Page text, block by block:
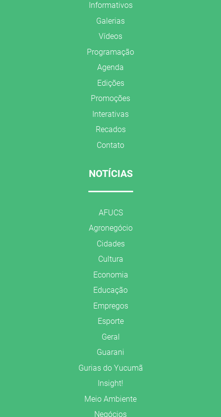
Informativos
Galerias
Vídeos
Programação
Agenda
Edições
Promoções
Interativas
Recados
Contato
NOTÍCIAS
AFUCS
Agronegócio
Cidades
Cultura
Economia
Educação
Empregos
Esporte
Geral
Guarani
Gurias do Yucumã
Insight!
Meio Ambiente
Negócios